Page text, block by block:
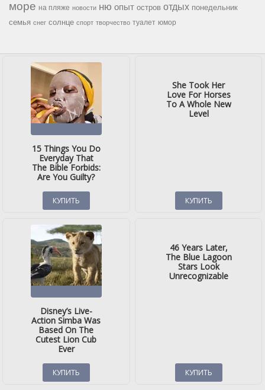
море на пляже новости ню опыт остров отдых понедельник
семья снег солнце спорт творчество туалет юмор